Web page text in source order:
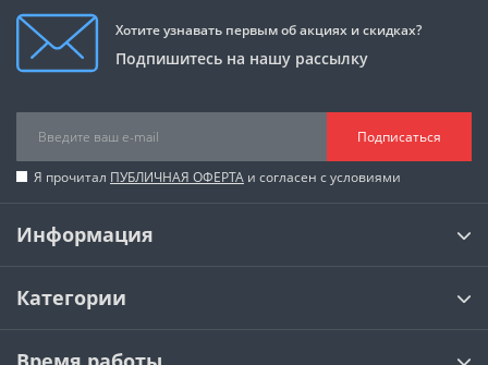
Хотите узнавать первым об акциях и скидках?
Подпишитесь на нашу рассылку
Подписаться
Я прочитал ПУБЛИЧНАЯ ОФЕРТА и согласен с условиями
Информация
Категории